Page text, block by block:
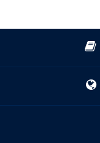
Más información